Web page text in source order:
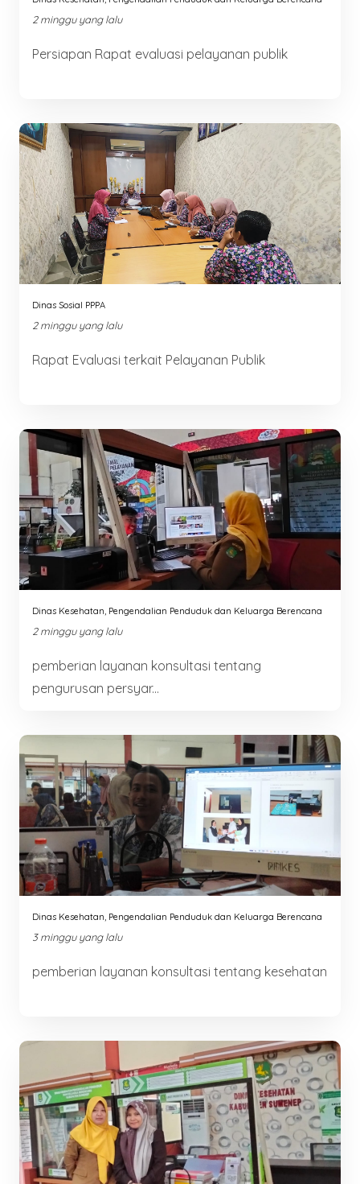
2 minggu yang lalu
Persiapan Rapat evaluasi pelayanan publik
Dinas Sosial PPPA
2 minggu yang lalu
Rapat Evaluasi terkait Pelayanan Publik
Dinas Kesehatan, Pengendalian Penduduk dan Keluarga Berencana
2 minggu yang lalu
pemberian layanan konsultasi tentang
pengurusan persyar...
Dinas Kesehatan, Pengendalian Penduduk dan Keluarga Berencana
3 minggu yang lalu
pemberian layanan konsultasi tentang kesehatan